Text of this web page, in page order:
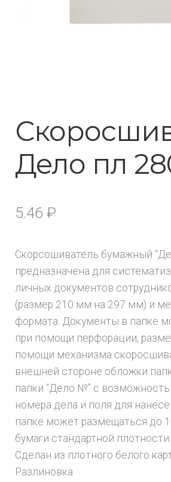
Дело пл
5.46 ₽
Скорсошиватель бумажный
предназначена для
личных документов
(размер 210 мм на 297 мм) и
формата. Документы в папке
при помощи перфорации,
помощи механизма
внешней стороне обложки
папки “Дело №” с
номера дела и поля для
папке может размещаться до
бумаги стандартной плотности.
Сделан из плотного белого
Разлиновка